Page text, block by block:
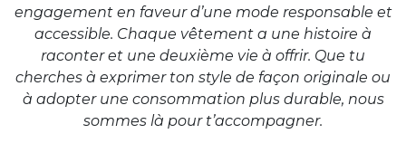
engagement en faveur d’une mode responsable et
accessible. Chaque vêtement a une histoire à
raconter et une deuxième vie à offrir. Que tu
cherches à exprimer ton style de façon originale ou
à adopter une consommation plus durable, nous
sommes là pour t’accompagner.